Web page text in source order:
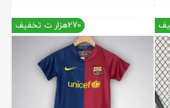
270هزار ت تخفیف